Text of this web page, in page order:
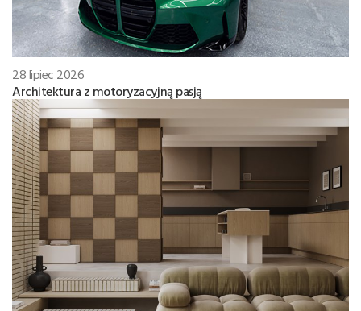
28 lipiec 2026
Architektura z motoryzacyjną pasją